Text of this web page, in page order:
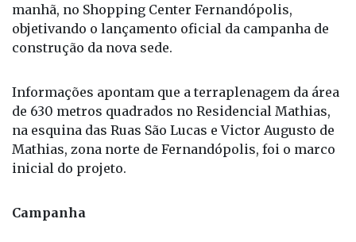
manhã, no Shopping Center Fernandópolis,
objetivando o lançamento oficial da campanha de
construção da nova sede.
Informações apontam que a terraplenagem da área
de 630 metros quadrados no Residencial Mathias,
na esquina das Ruas São Lucas e Victor Augusto de
Mathias, zona norte de Fernandópolis, foi o marco
inicial do projeto.
Campanha